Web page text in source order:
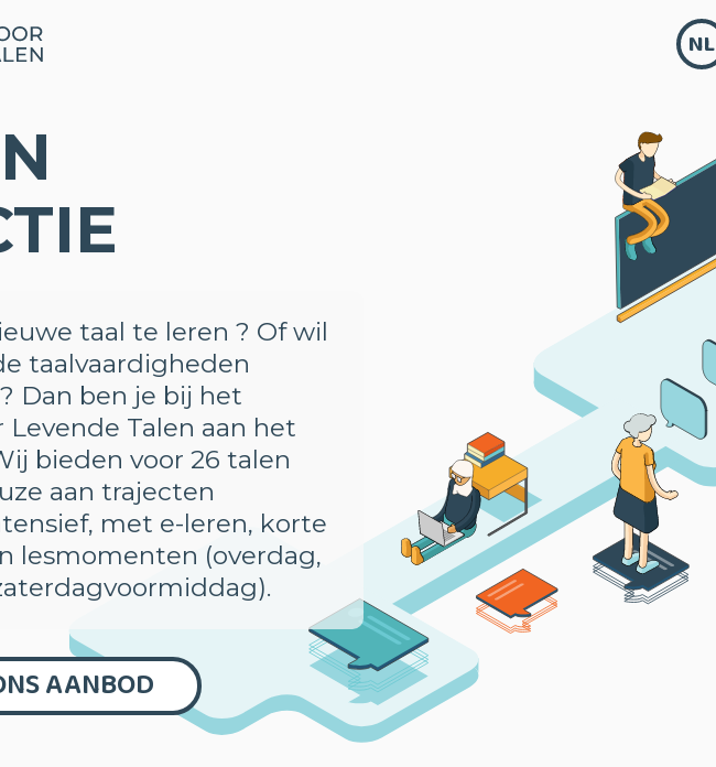
NL
taal te leren ? Of wil
taalvaardigheden
Dan ben je bij het
Levende Talen aan het
bieden voor 26 talen
aan trajecten
met e-leren, korte
lesmomenten (overdag,
AANBOD